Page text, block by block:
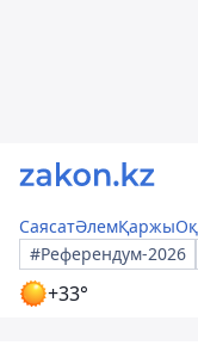
СаясатӘлемҚаржы
#Референдум-2026
+33°